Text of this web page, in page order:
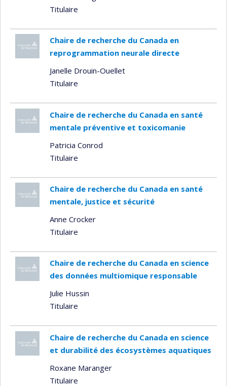
Titulaire
Chaire de recherche du Canada en
reprogrammation neurale directe
Janelle Drouin-Ouellet
Titulaire
Chaire de recherche du Canada en santé
mentale préventive et toxicomanie
Patricia Conrod
Titulaire
Chaire de recherche du Canada en santé
mentale, justice et sécurité
Anne Crocker
Titulaire
Chaire de recherche du Canada en science
des données multiomique responsable
Julie Hussin
Titulaire
Chaire de recherche du Canada en science
et durabilité des écosystèmes aquatiques
Roxane Maranger
Titulaire